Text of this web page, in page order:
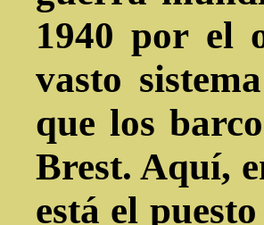
1940 por el
vasto
que los
Brest. Aquí,
está el